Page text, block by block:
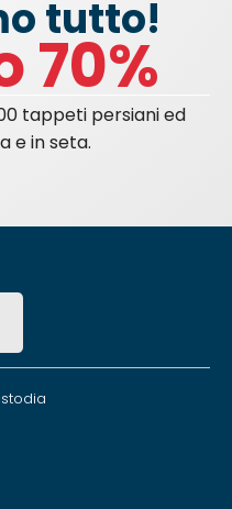
tutto!
70%
tappeti persiani ed
e in seta.